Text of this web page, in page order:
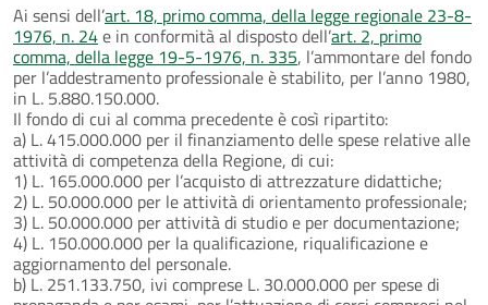
Ai sensi dell’art. 18, primo comma, della legge regionale 23-8-
1976, n. 24e in conformità al disposto dell’art. 2, primo
comma, della legge 19-5-1976, n. 335, l’ammontare del fondo
per l’addestramento professionale è stabilito, per l’anno 1980,
in L. 5.880.150.000.
Il fondo di cui al comma precedente è così ripartito:
a) L. 415.000.000 per il finanziamento delle spese relative alle
attività di competenza della Regione, di cui:
1) L. 165.000.000 per l’acquisto di attrezzature didattiche;
2) L. 50.000.000 per le attività di orientamento professionale;
3) L. 50.000.000 per attività di studio e per documentazione;
4) L. 150.000.000 per la qualificazione, riqualificazione e
aggiornamento del personale.
b) L. 251.133.750, ivi comprese L. 30.000.000 per spese di